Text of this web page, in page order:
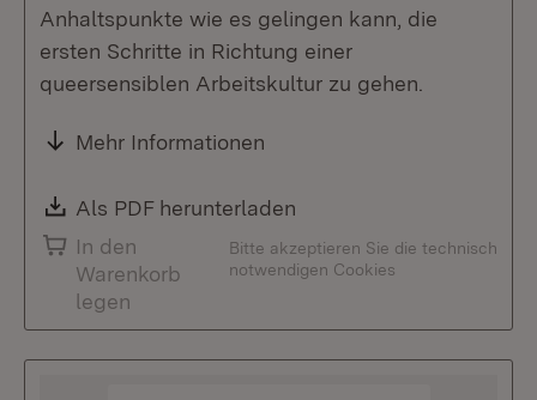
Anhaltspunkte wie es gelingen kann, die
ersten Schritte in Richtung einer
queersensiblen Arbeitskultur zu gehen.
Mehr Informationen
Download:
Als PDF herunterladen
In den
Warenkorb
legen
Bitte akzeptieren Sie die technisch
notwendigen Cookies